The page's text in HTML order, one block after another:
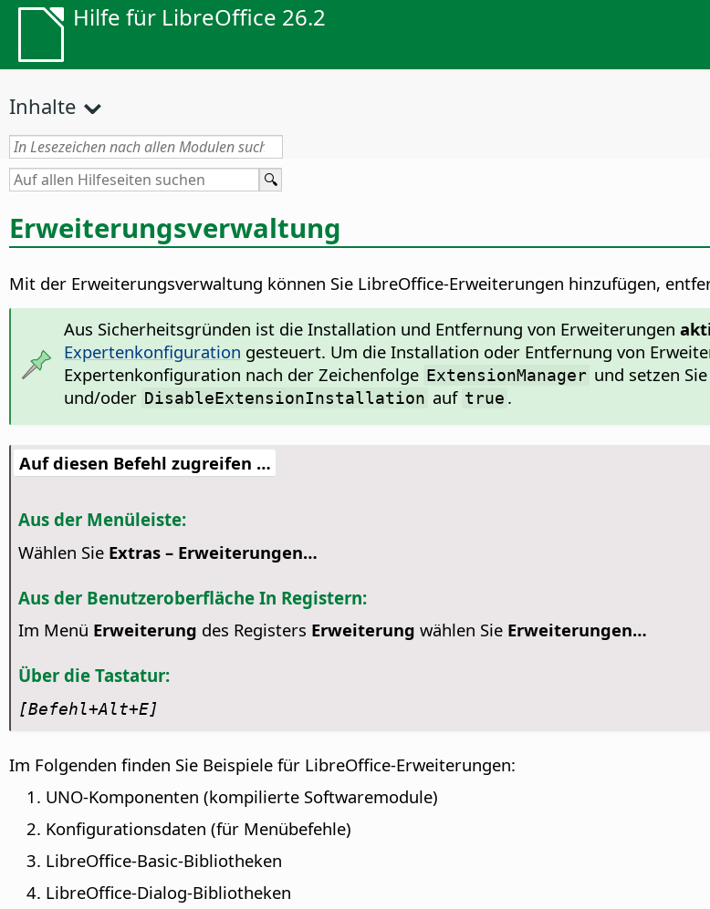
Hilfe für LibreOffice 26.2
Inhalte
Erweiterungsverwaltung
Mit der Erweiterungsverwaltung können Sie LibreOffice-Erweiterungen hinzufügen,
Aus Sicherheitsgründen ist die Installation und Entfernung von Erweiterungen
Expertenkonfiguration gesteuert. Um die Installation oder Entfernung von
Expertenkonfiguration nach der Zeichenfolge ExtensionManager und setzen
und/oder DisableExtensionInstallation auf true .
Auf diesen Befehl zugreifen …
Aus der Menüleiste:
Wählen Sie Extras – Erweiterungen…
Aus der Benutzeroberfläche In Registern:
Im Menü Erweiterung des Registers Erweiterung wählen Sie Erweiterungen…
Über die Tastatur:
[Befehl+Alt+E]
Im Folgenden finden Sie Beispiele für LibreOffice-Erweiterungen:
UNO-Komponenten (kompilierte Softwaremodule)
Konfigurationsdaten (für Menübefehle)
LibreOffice-Basic-Bibliotheken
LibreOffice-Dialog-Bibliotheken